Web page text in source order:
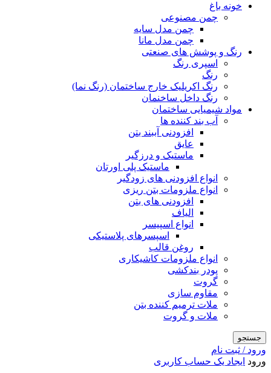
خونه باغ
چمن مصنوعی
چمن مدل سایه
چمن مدل مانا
رنگ و پوشش های صنعتی
اسپری رنگ
رنگ
رنگ اکریلیک خارج ساختمان (رنگ نما)
رنگ داخل ساخنمان
مواد شیمیایی ساختمان
آب بند کننده ها
افزودنی آببند بتن
عایق
ماستیک و درزگیر
ماستیک پلی اورتان
انواع افزودنی های زودگیر
انواع ملزومات بتن ریزی
افزودنی های بتن
الیاف
انواع اسپیسر
اسپسرهای پلاستیکی
روغن قالب
انواع ملزومات کاشیکاری
پودر بندکشی
گروت
مقاوم سازی
ملات ترمیم کننده بتن
ملات و گروت
جستجو
ورود / ثبت نام
ورود ایجاد یک حساب کاربری